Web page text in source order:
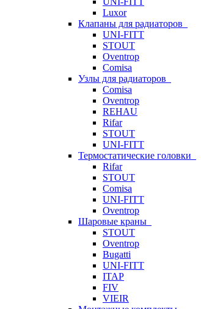
Luxor
Клапаны для радиаторов
UNI-FITT
STOUT
Oventrop
Comisa
Узлы для радиаторов
Comisa
Oventrop
REHAU
Rifar
STOUT
UNI-FITT
Термостатические головки
Rifar
STOUT
Comisa
UNI-FITT
Oventrop
Шаровые краны
STOUT
Oventrop
Bugatti
UNI-FITT
ITAP
FIV
VIEIR